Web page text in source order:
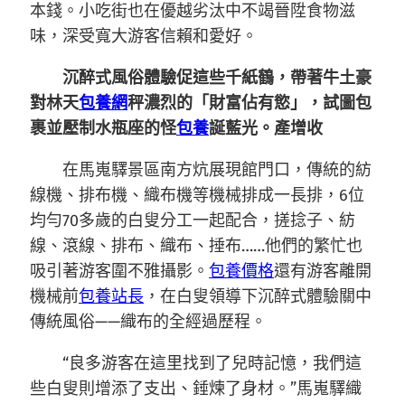
本錢。小吃街也在優越劣汰中不竭晉陞食物滋
味，深受寬大游客信賴和愛好。
沉醉式風俗體驗促這些千紙鶴，帶著牛土豪
對林天包養網秤濃烈的「財富佔有慾」，試圖包
裹並壓制水瓶座的怪包養誕藍光。產增收
在馬嵬驛景區南方炕展現館門口，傳統的紡
線機、排布機、織布機等機械排成一長排，6位
均勻70多歲的白叟分工一起配合，搓捻子、紡
線、滾線、排布、織布、捶布……他們的繁忙也
吸引著游客圍不雅攝影。 包養價格還有游客離開
機械前包養站長 ，在白叟領導下沉醉式體驗關中
傳統風俗——織布的全經過歷程。
“良多游客在這里找到了兒時記憶，我們這
些白叟則增添了支出、錘煉了身材。”馬嵬驛織